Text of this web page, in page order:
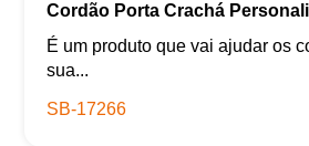
Cordão Porta Crachá
É um produto que vai ajudar os
sua...
SB-17266